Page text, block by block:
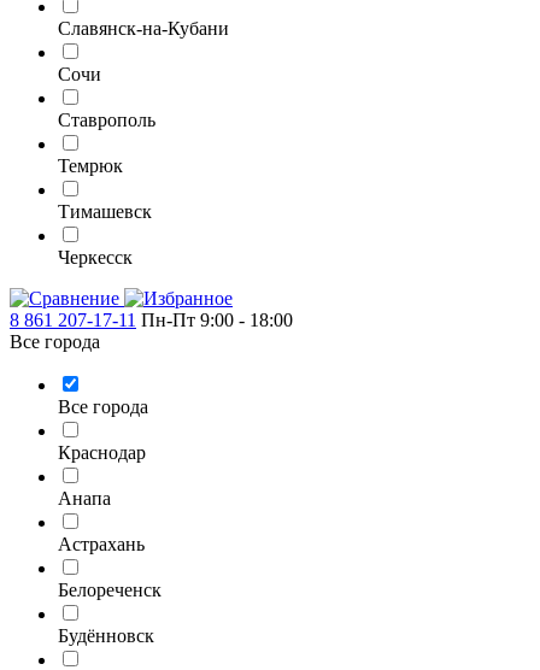
Славянск-на-Кубани
Сочи
Ставрополь
Темрюк
Тимашевск
Черкесск
8 861 207-17-11 Пн-Пт 9:00 - 18:00
Все города
Все города
Краснодар
Анапа
Астрахань
Белореченск
Будённовск